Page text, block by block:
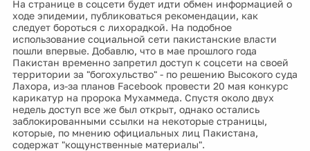
На странице в соцсети будет идти обмен информацией о
ходе эпидемии, публиковаться рекомендации, как
следует бороться с лихорадкой. На подобное
использование социальной сети пакистанские власти
пошли впервые. Добавлю, что в мае прошлого года
Пакистан временно запретил доступ к соцсети на своей
территории за "богохульство" - по решению Высокого суда
Лахора, из-за планов Facebook провести 20 мая конкурс
карикатур на пророка Мухаммеда. Спустя около двух
недель доступ все же был открыт, однако остались
заблокированными ссылки на некоторые страницы,
которые, по мнению официальных лиц Пакистана,
содержат "кощунственные материалы".